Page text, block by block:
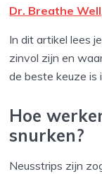
Dr. Breathe Well
In dit artikel lees
zinvol zijn en
de beste keuze is
Hoe
snurken?
Neusstrips zijn